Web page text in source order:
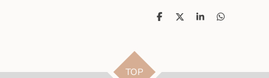
D
D
S
D
TOP